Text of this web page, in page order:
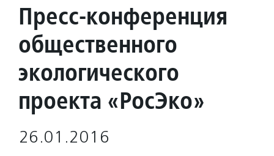
Пресс-конференция
общественного
экологического
проекта «РосЭко»
26.01.2016